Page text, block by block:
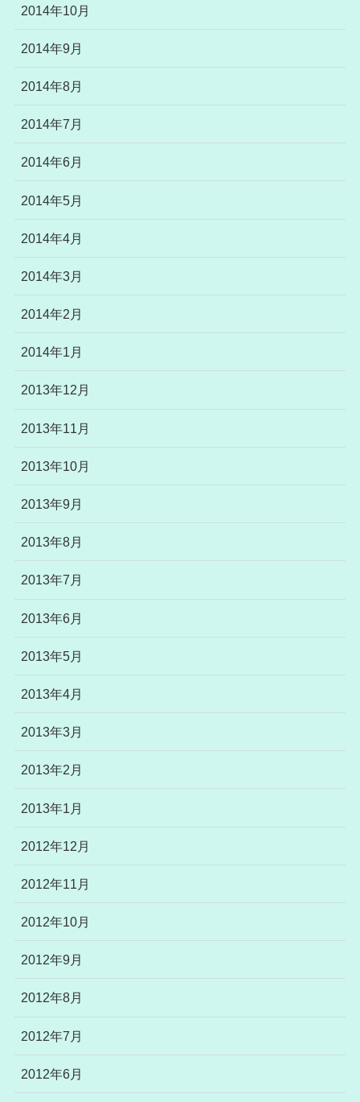
2014年10月
2014年9月
2014年8月
2014年7月
2014年6月
2014年5月
2014年4月
2014年3月
2014年2月
2014年1月
2013年12月
2013年11月
2013年10月
2013年9月
2013年8月
2013年7月
2013年6月
2013年5月
2013年4月
2013年3月
2013年2月
2013年1月
2012年12月
2012年11月
2012年10月
2012年9月
2012年8月
2012年7月
2012年6月